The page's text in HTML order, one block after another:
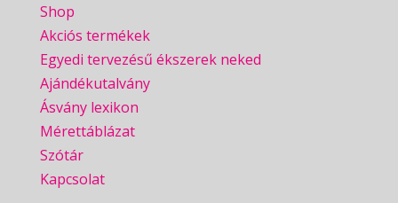
Shop
Akciós termékek
Egyedi tervezésű ékszerek neked
Ajándékutalvány
Ásvány lexikon
Mérettáblázat
Szótár
Kapcsolat